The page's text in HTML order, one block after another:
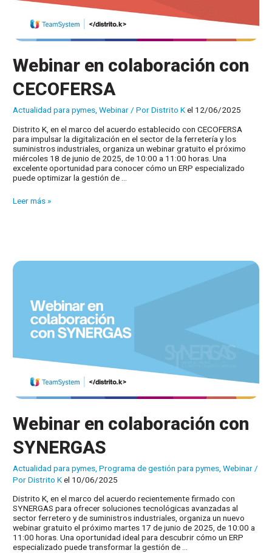
Webinar en colaboración con
CECOFERSA
Actualidad para pymes,Webinar/ PorDistrito Kel 12/06/2025
Distrito K, en el marco del acuerdo establecido con CECOFERSA
para impulsar la digitalización en el sector de la ferretería y los
suministros industriales, organiza un webinar gratuito el próximo
miércoles 18 de junio de 2025, de 10:00 a 11:00 horas. Una
excelente oportunidad para conocer cómo un ERP especializado
puede optimizar la gestión de …
Webinar
Leer más »
Webinar en colaboración con
SYNERGAS
Actualidad para pymes ,Programa de gestión para pymes ,Webinar /
PorDistrito Kel 10/06/2025
Distrito K, en el marco del acuerdo recientemente firmado con
SYNERGAS para ofrecer soluciones tecnológicas avanzadas al
sector ferretero y de suministros industriales, organiza un nuevo
webinar gratuito el próximo martes 17 de junio de 2025, de 10:00 a
11:00 horas. Una oportunidad ideal para descubrir cómo un ERP
especializado puede transformar la gestión de …